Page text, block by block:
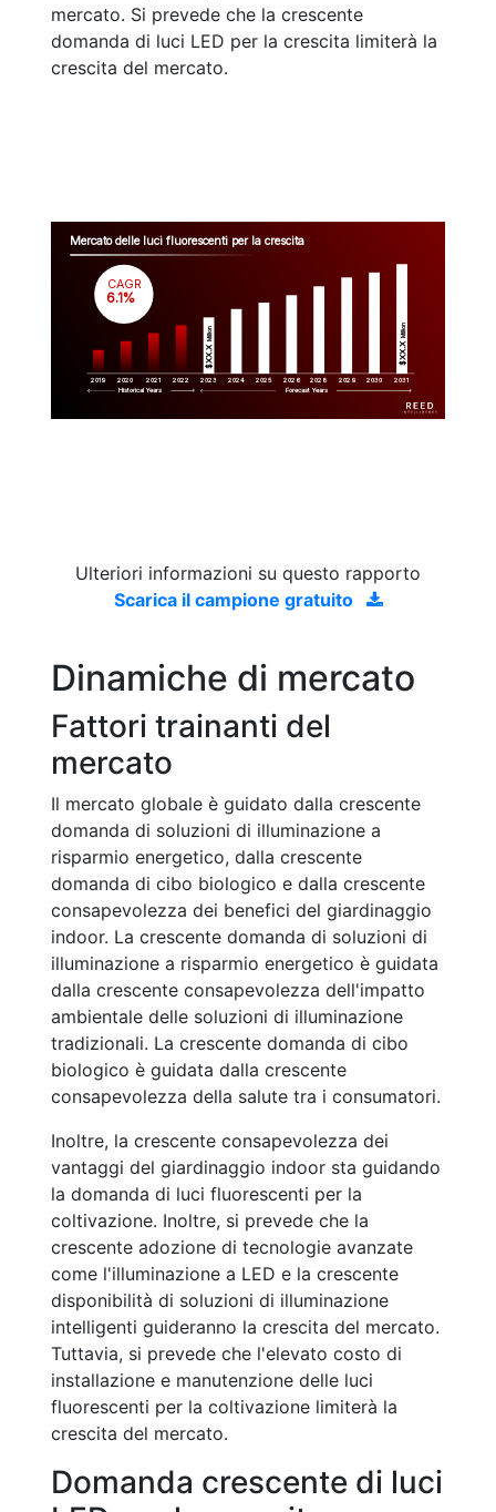
mercato. Si prevede che la crescente
domanda di luci LED per la crescita limiterà la
crescita del mercato.
Mercato delle luci fluorescenti per la crescita
2019 2020 2021 2022 2023 2024 2025 2026 2028 2029 2030 2031
$XX.X
Million
$XX.X
Million
CAGR
6.1%
Historical Years Forecast Years
Ulteriori informazioni su questo rapporto
Scarica il campione gratuito
Dinamiche di mercato
Fattori trainanti del
mercato
Il mercato globale è guidato dalla crescente
domanda di soluzioni di illuminazione a
risparmio energetico, dalla crescente
domanda di cibo biologico e dalla crescente
consapevolezza dei benefici del giardinaggio
indoor. La crescente domanda di soluzioni di
illuminazione a risparmio energetico è guidata
dalla crescente consapevolezza dell'impatto
ambientale delle soluzioni di illuminazione
tradizionali. La crescente domanda di cibo
biologico è guidata dalla crescente
consapevolezza della salute tra i consumatori.
Inoltre, la crescente consapevolezza dei
vantaggi del giardinaggio indoor sta guidando
la domanda di luci fluorescenti per la
coltivazione. Inoltre, si prevede che la
crescente adozione di tecnologie avanzate
come l'illuminazione a LED e la crescente
disponibilità di soluzioni di illuminazione
intelligenti guideranno la crescita del mercato.
Tuttavia, si prevede che l'elevato costo di
installazione e manutenzione delle luci
fluorescenti per la coltivazione limiterà la
crescita del mercato.
Domanda crescente di luci